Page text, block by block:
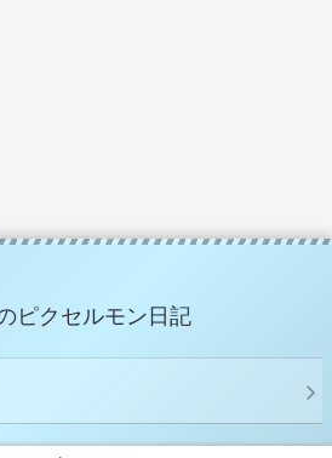
ピクセルモン日記